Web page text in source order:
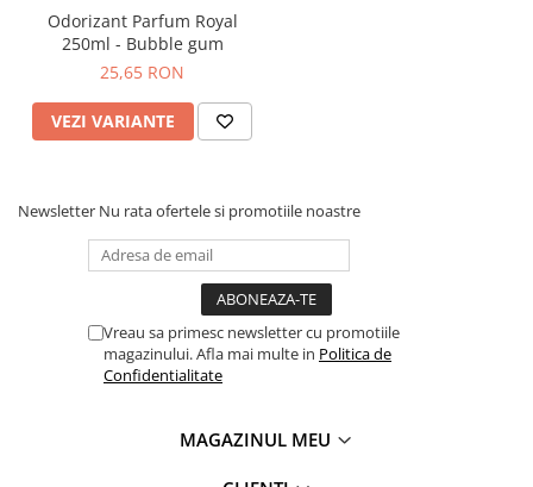
Gramaj: 400gr
ComandatiP asta abraziva ultra derm
Ultra Derm 400g, la cel mai bun raport calitate-pret la
Odorizant Parfum Royal
250ml - Bubble gum
25,65 RON
VEZI VARIANTE
Newsletter Nu rata ofertele si promotiile noastre
Vreau sa primesc newsletter cu promotiile
magazinului. Afla mai multe in Politica de
Confidentialitate
MAGAZINUL MEU